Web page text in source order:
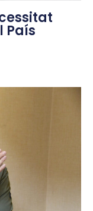
País